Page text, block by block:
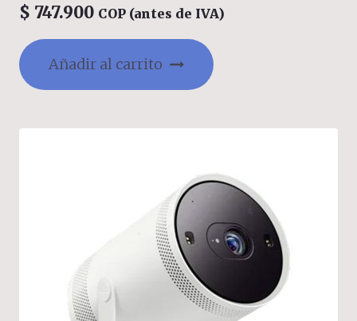
TIZEN/ Air play/ 10W sonido /abre y edita
archivos de Office/ Garantía 1 año. Ficha
técnica completa en www.samsung.com.co
$ 747.900 COP (antes de IVA)
Añadir al carrito